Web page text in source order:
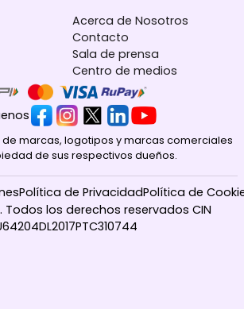
Acerca de Nosotros
Contacto
Sala de prensa
Centro de medios
marcas, logotipos y marcas comerciales
de sus respectivos dueños.
Todos los derechos reservados CIN
Política de PrivacidadPolítica de